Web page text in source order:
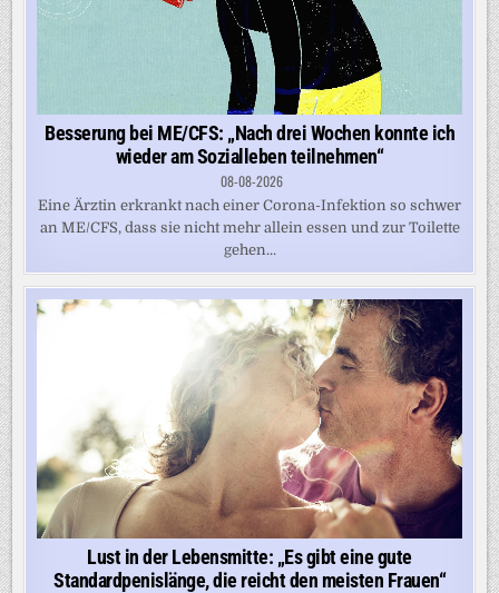
Besserung bei ME/CFS: „Nach drei Wochen konnte ich
wieder am Sozialleben teilnehmen“
08-08-2026
Eine Ärztin erkrankt nach einer Corona-Infektion so schwer
an ME/CFS, dass sie nicht mehr allein essen und zur Toilette
gehen...
Lust in der Lebensmitte: „Es gibt eine gute
Standardpenislänge, die reicht den meisten Frauen“